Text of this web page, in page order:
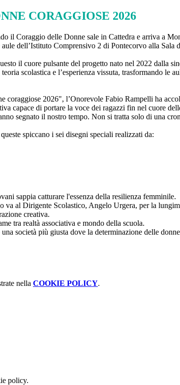
CORAGGIOSE 2026
il Coraggio delle Donne sale in Cattedra e arriva a
dell’Istituto Comprensivo 2 di Pontecorvo alla Sala
il cuore pulsante del progetto nato nel 2022 dalla
scolastica e l’esperienza vissuta, trasformando le
2026", l’Onorevole Fabio Rampelli ha
capace di portare la voce dei ragazzi fin nel cuore
segnato il nostro tempo. Non si tratta solo di una
spiccano i sei disegni speciali realizzati da:
sappia catturare l'essenza della resilienza femminile.
al Dirigente Scolastico, Angelo Urgera, per la
creativa.
tra realtà associativa e mondo della scuola.
società più giusta dove la determinazione delle
nella COOKIE POLICY.
policy.